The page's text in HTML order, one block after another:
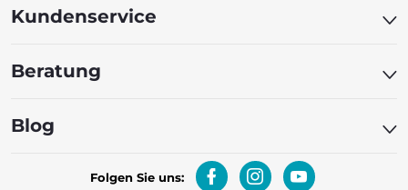
Kundenservice
Beratung
Blog
Folgen Sie uns: